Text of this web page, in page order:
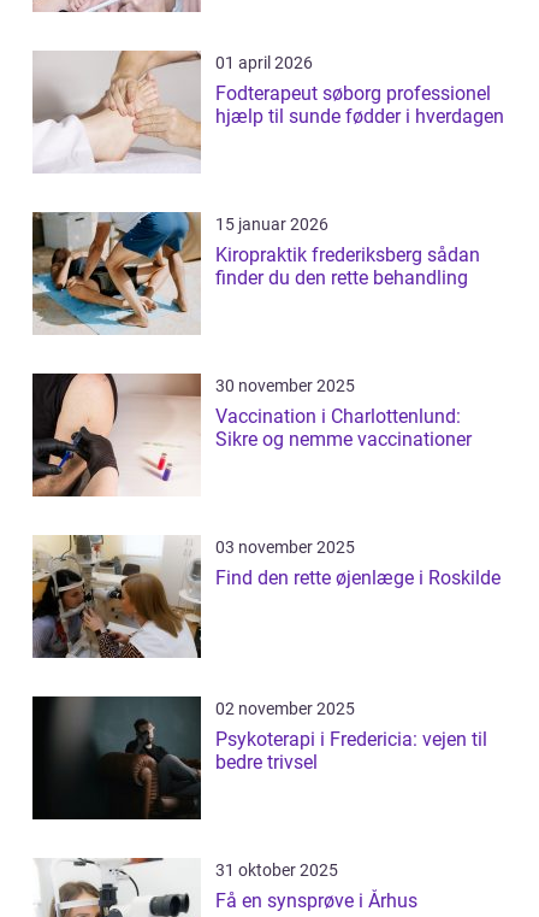
01 april 2026
Fodterapeut søborg professionel
hjælp til sunde fødder i hverdagen
15 januar 2026
Kiropraktik frederiksberg sådan
finder du den rette behandling
30 november 2025
Vaccination i Charlottenlund:
Sikre og nemme vaccinationer
03 november 2025
Find den rette øjenlæge i Roskilde
02 november 2025
Psykoterapi i Fredericia: vejen til
bedre trivsel
31 oktober 2025
Få en synsprøve i Århus